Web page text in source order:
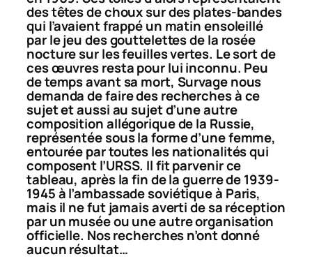
des têtes de choux sur des plates-bandes
qui l’avaient frappé un matin ensoleillé
par le jeu des gouttelettes de la rosée
nocture sur les feuilles vertes. Le sort de
ces œuvres resta pour lui inconnu. Peu
de temps avant sa mort, Survage nous
demanda de faire des recherches à ce
sujet et aussi au sujet d’une autre
composition allégorique de la Russie,
représentée sous la forme d’une femme,
entourée par toutes les nationalités qui
composent l’URSS. Il fit parvenir ce
tableau, après la fin de la guerre de 1939-
1945 à l’ambassade soviétique à Paris,
mais il ne fut jamais averti de sa réception
par un musée ou une autre organisation
officielle. Nos recherches n’ont donné
aucun résultat…